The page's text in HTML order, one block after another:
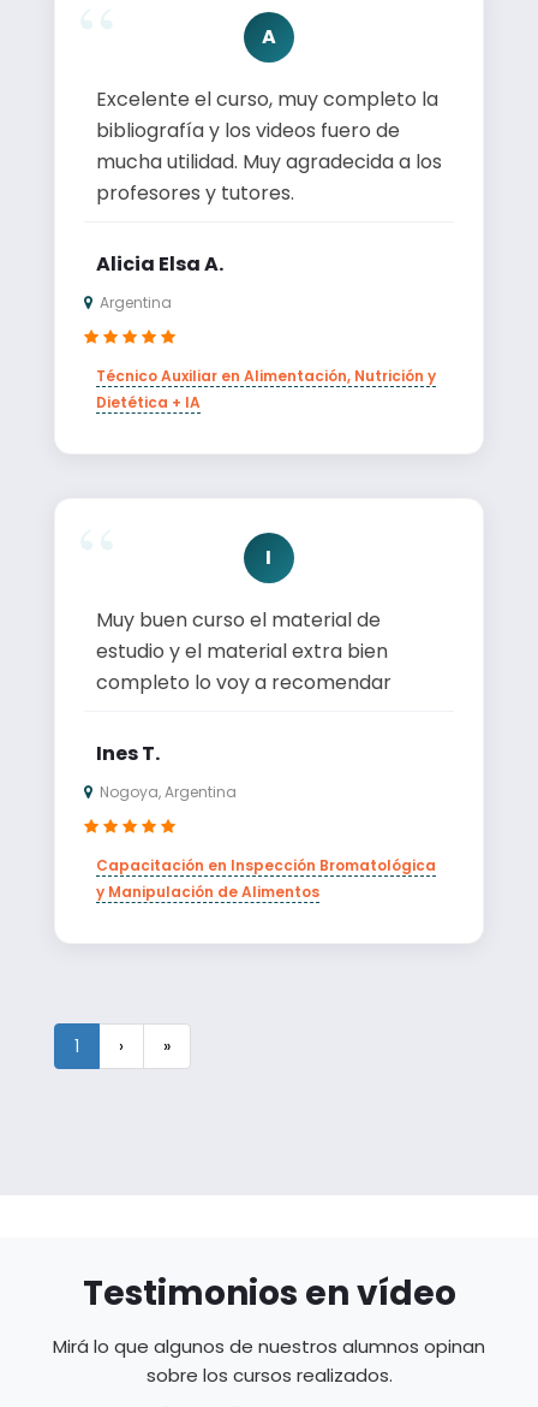
A
Excelente el curso, muy completo la
bibliografía y los videos fuero de
mucha utilidad. Muy agradecida a los
profesores y tutores.
Alicia Elsa A.
Argentina
Técnico Auxiliar en Alimentación, Nutrición y
Dietética + IA
I
Muy buen curso el material de
estudio y el material extra bien
completo lo voy a recomendar
Ines T.
Nogoya, Argentina
Capacitación en Inspección Bromatológica
y Manipulación de Alimentos
1 › »
Testimonios en vídeo
Mirá lo que algunos de nuestros alumnos opinan
sobre los cursos realizados.